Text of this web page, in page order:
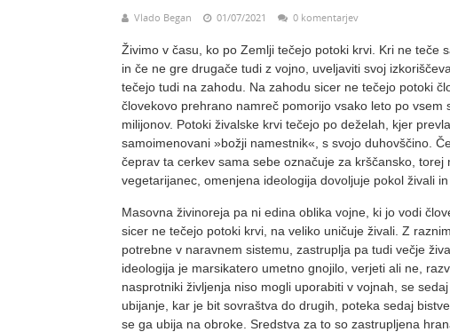
Vlado Began 01/07/2021 0 komentarjev
Živimo v času, ko po Zemlji tečejo potoki krvi. Kri ne teče
in če ne gre drugače tudi z vojno, uvelja­viti svoj
tečejo tudi na zahodu. Na zahodu sicer ne tečejo potoki
človekovo prehrano namreč pomorijo vsako leto po
milijonov. Potoki živalske krvi tečejo po deželah, kjer
samoimenovani »božji na­mestnik«, s svojo duhovščino.
čeprav ta cerkev sama sebe označuje za krščansko,
vegetarijanec, omenjena ideologija dovoljuje pokol živali
Masovna živinoreja pa ni edina oblika vojne, ki jo vodi
sicer ne tečejo potoki krvi, na veliko uničuje živali. Z
potrebne v naravnem sistemu, zastruplja pa tudi večje
ideologija je marsikatero umetno gnojilo, verjeti ali ne,
nasprotniki življenja niso mogli uporabiti v vojnah, se
ubijanje, kar je bit sovraštva do dru­gih, poteka sedaj
se ga ubija na obroke. Sredstva za to so zastrupljena